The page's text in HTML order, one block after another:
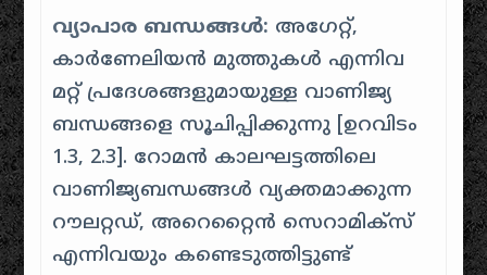
വ്യാപാര ബന്ധങ്ങൾ: അഗേറ്റ്,
കാർണേലിയൻ മുത്തുകൾ എന്നിവ
മറ്റ് പ്രദേശങ്ങളുമായുള്ള വാണിജ്യ
ബന്ധങ്ങളെ സൂചിപ്പിക്കുന്നു [ ഉറവിടം
1.3, 2.3 ]. റോമൻ കാലഘട്ടത്തിലെ
വാണിജ്യബന്ധങ്ങൾ വ്യക്തമാക്കുന്ന
റൗലറ്റഡ്, അറെറ്റൈൻ സെറാമിക്സ്
എന്നിവയും കണ്ടെടുത്തിട്ടുണ്ട്